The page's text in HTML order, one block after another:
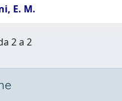
E. M.
2 a 2